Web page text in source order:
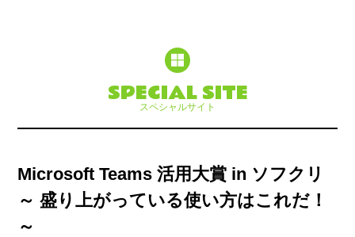
SPECIAL SITE
スペシャルサイト
Microsoft Teams 活用大賞 in ソフクリ
～ 盛り上がっている使い方はこれだ！
～